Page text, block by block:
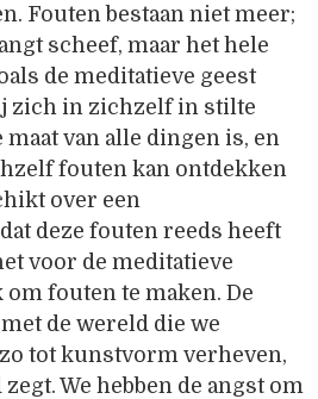
Fouten bestaan niet meer;
scheef, maar het hele
de meditatieve geest
zich in zichzelf in stilte
van alle dingen is, en
fouten kan ontdekken
over een
deze fouten reeds heeft
voor de meditatieve
fouten te maken. De
de wereld die we
tot kunstvorm verheven,
We hebben de angst om